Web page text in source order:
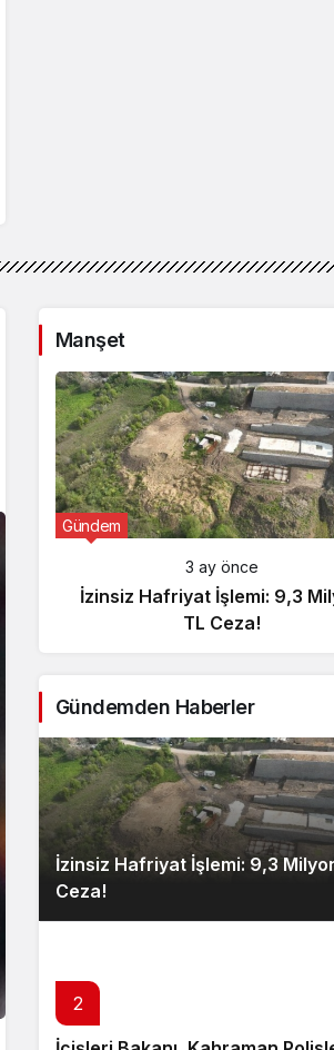
Manşet
Gündem
3 ay önce
İzinsiz Hafriyat İşlemi: 9,3
TL Ceza!
Gündemden Haberler
İzinsiz Hafriyat İşlemi: 9,3
Ceza!
2